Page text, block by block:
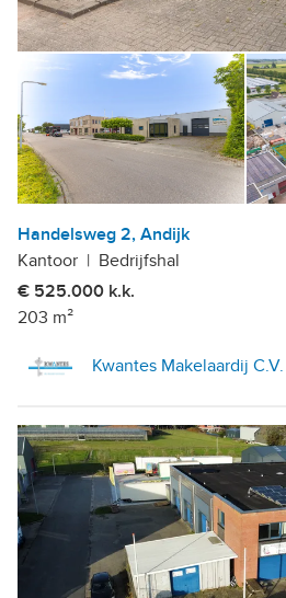
Handelsweg 2, Andijk
Kantoor | Bedrijfshal
€ 525.000 k.k.
203 m²
Kwantes Makelaardij C.V.